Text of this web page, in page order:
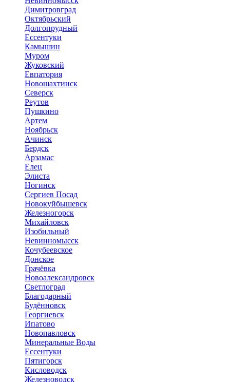
Димитровград
Октябрьский
Долгопрудный
Ессентуки
Камышин
Муром
Жуковский
Евпатория
Новошахтинск
Северск
Реутов
Пушкино
Артем
Ноябрьск
Ачинск
Бердск
Арзамас
Елец
Элиста
Ногинск
Сергиев Посад
Новокуйбышевск
Железногорск
Михайловск
Изобильный
Невинномысск
Кочубеевское
Донское
Грачёвка
Новоалександровск
Светлоград
Благодарный
Будённовск
Георгиевск
Ипатово
Новопавловск
Минеральные Воды
Ессентуки
Пятигорск
Кисловодск
Железноводск